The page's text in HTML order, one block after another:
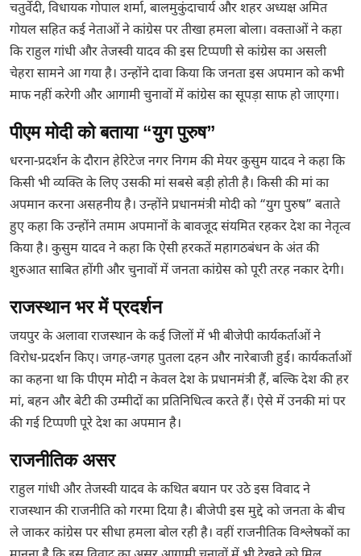
चतुर्वेदी, विधायक गोपाल शर्मा, बालमुकुंदाचार्य और शहर अध्यक्ष अमित
गोयल सहित कई नेताओं ने कांग्रेस पर तीखा हमला बोला। वक्ताओं ने कहा
कि राहुल गांधी और तेजस्वी यादव की इस टिप्पणी से कांग्रेस का असली
चेहरा सामने आ गया है। उन्होंने दावा किया कि जनता इस अपमान को कभी
माफ नहीं करेगी और आगामी चुनावों में कांग्रेस का सूपड़ा साफ हो जाएगा।
पीएम मोदी को बताया “युग पुरुष”
धरना-प्रदर्शन के दौरान हेरिटेज नगर निगम की मेयर कुसुम यादव ने कहा कि
किसी भी व्यक्ति के लिए उसकी मां सबसे बड़ी होती है। किसी की मां का
अपमान करना असहनीय है। उन्होंने प्रधानमंत्री मोदी को “युग पुरुष” बताते
हुए कहा कि उन्होंने तमाम अपमानों के बावजूद संयमित रहकर देश का नेतृत्व
किया है। कुसुम यादव ने कहा कि ऐसी हरकतें महागठबंधन के अंत की
शुरुआत साबित होंगी और चुनावों में जनता कांग्रेस को पूरी तरह नकार देगी।
राजस्थान भर में प्रदर्शन
जयपुर के अलावा राजस्थान के कई जिलों में भी बीजेपी कार्यकर्ताओं ने
विरोध-प्रदर्शन किए। जगह-जगह पुतला दहन और नारेबाजी हुई। कार्यकर्ताओं
का कहना था कि पीएम मोदी न केवल देश के प्रधानमंत्री हैं, बल्कि देश की हर
मां, बहन और बेटी की उम्मीदों का प्रतिनिधित्व करते हैं। ऐसे में उनकी मां पर
की गई टिप्पणी पूरे देश का अपमान है।
राजनीतिक असर
राहुल गांधी और तेजस्वी यादव के कथित बयान पर उठे इस विवाद ने
राजस्थान की राजनीति को गरमा दिया है। बीजेपी इस मुद्दे को जनता के बीच
ले जाकर कांग्रेस पर सीधा हमला बोल रही है। वहीं राजनीतिक विश्लेषकों का